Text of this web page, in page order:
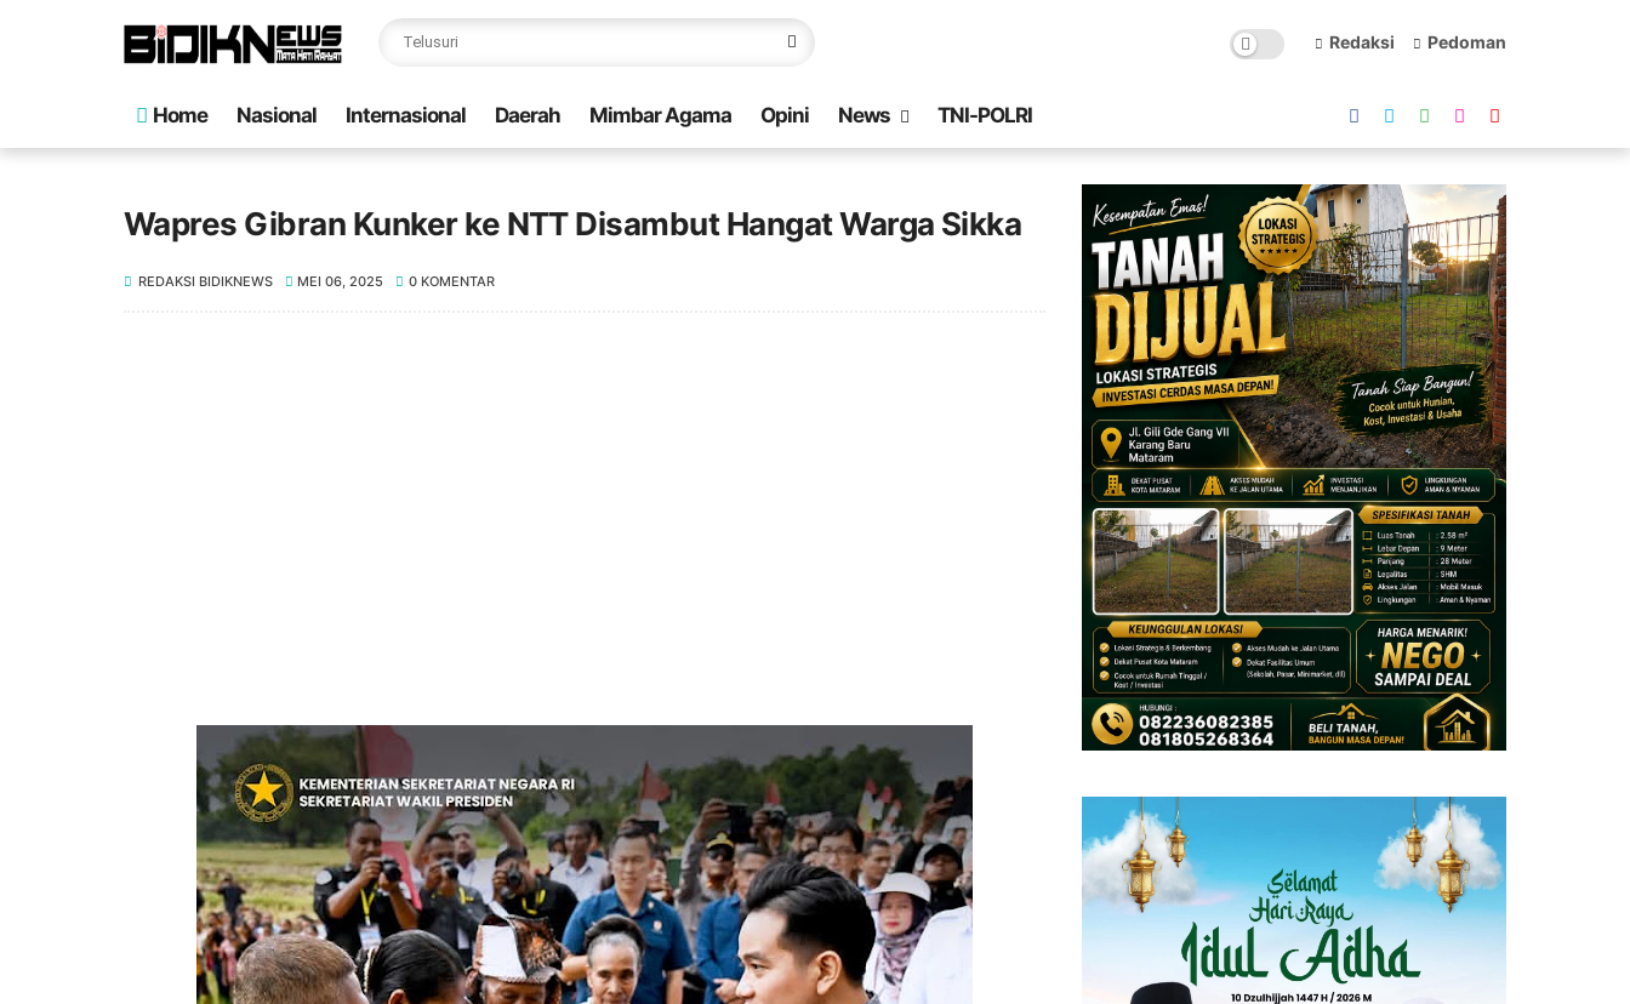
Redaksi Pedoman
Home Nasional Internasional Daerah Mimbar Agama Opini News TNI-POLRI
Wapres Gibran Kunker ke NTT Disambut Hangat Warga Sikka
REDAKSI BIDIKNEWS MEI 06, 2025 0 KOMENTAR